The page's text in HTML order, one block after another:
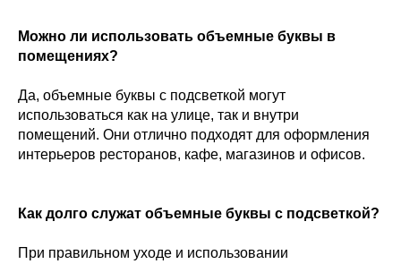
Можно ли использовать объемные буквы в
помещениях?
Да, объемные буквы с подсветкой могут
использоваться как на улице, так и внутри
помещений. Они отлично подходят для оформления
интерьеров ресторанов, кафе, магазинов и офисов.
Как долго служат объемные буквы с подсветкой?
При правильном уходе и использовании